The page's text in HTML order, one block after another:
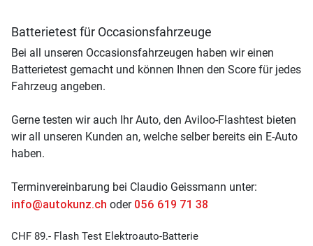
Batterietest für Occasionsfahrzeuge
Bei all unseren Occasionsfahrzeugen haben wir einen
Batterietest gemacht und können Ihnen den Score für jedes
Fahrzeug angeben.
Gerne testen wir auch Ihr Auto, den Aviloo-Flashtest bieten
wir all unseren Kunden an, welche selber bereits ein E-Auto
haben.
Terminvereinbarung bei Claudio Geissmann unter:
info@autokunz.ch oder 056 619 71 38
CHF 89.- Flash Test Elektroauto-Batterie